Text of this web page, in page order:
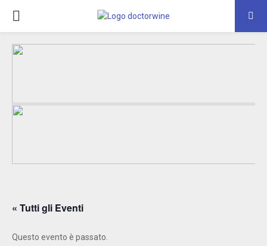
PRIMARY
MENU
« Tutti gli Eventi
Questo evento è passato.